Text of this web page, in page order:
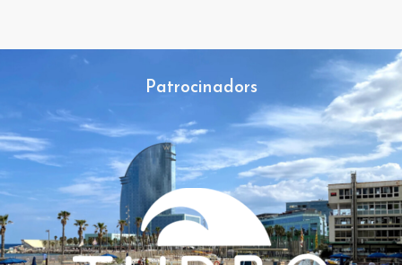
Patrocinadors